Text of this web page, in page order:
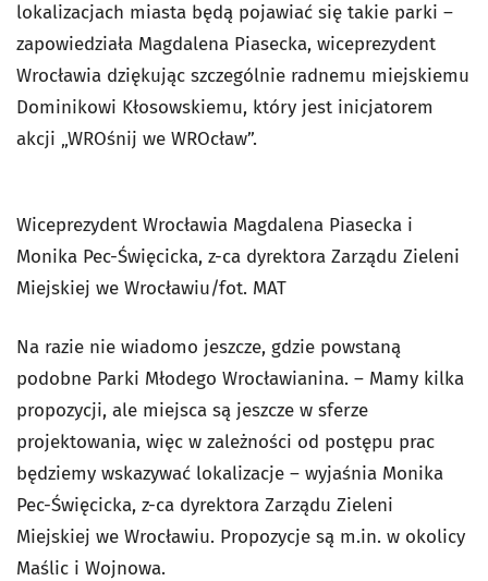
lokalizacjach miasta będą pojawiać się takie parki –
zapowiedziała Magdalena Piasecka, wiceprezydent
Wrocławia dziękując szczególnie radnemu miejskiemu
Dominikowi Kłosowskiemu, który jest inicjatorem
akcji „WROśnij we WROcław”.
Wiceprezydent Wrocławia Magdalena Piasecka i
Monika Pec-Święcicka, z-ca dyrektora Zarządu Zieleni
Miejskiej we Wrocławiu/fot. MAT
Na razie nie wiadomo jeszcze, gdzie powstaną
podobne Parki Młodego Wrocławianina. – Mamy kilka
propozycji, ale miejsca są jeszcze w sferze
projektowania, więc w zależności od postępu prac
będziemy wskazywać lokalizacje – wyjaśnia Monika
Pec-Święcicka, z-ca dyrektora Zarządu Zieleni
Miejskiej we Wrocławiu. Propozycje są m.in. w okolicy
Maślic i Wojnowa.